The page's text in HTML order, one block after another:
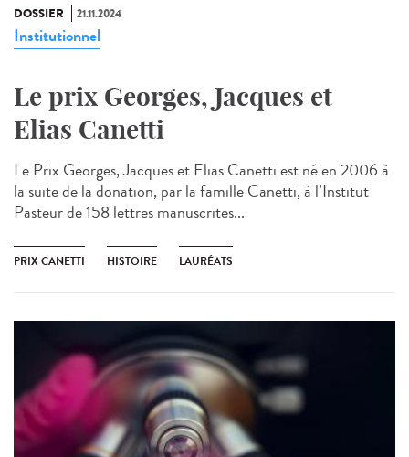
DOSSIER 21.11.2024
Institutionnel
Le prix Georges, Jacques et
Elias Canetti
Le Prix Georges, Jacques et Elias Canetti est né en 2006 à
la suite de la donation, par la famille Canetti, à l’Institut
Pasteur de 158 lettres manuscrites...
PRIX CANETTI HISTOIRE LAURÉATS